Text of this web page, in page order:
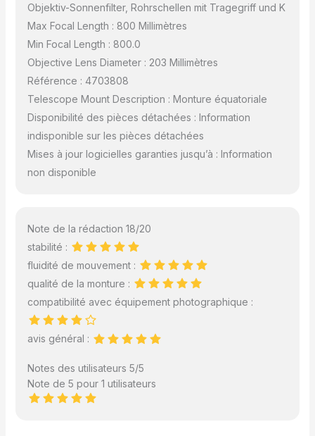
Objektiv-Sonnenfilter, Rohrschellen mit Tragegriff und K
Max Focal Length : 800 Millimètres
Min Focal Length : 800.0
Objective Lens Diameter : 203 Millimètres
Référence : 4703808
Telescope Mount Description : Monture équatoriale
Disponibilité des pièces détachées : Information
indisponible sur les pièces détachées
Mises à jour logicielles garanties jusqu’à : Information
non disponible
Note de la rédaction 18/20
stabilité :
fluidité de mouvement :
qualité de la monture :
compatibilité avec équipement photographique :
avis général :
Notes des utilisateurs 5/5
Note de 5 pour 1 utilisateurs